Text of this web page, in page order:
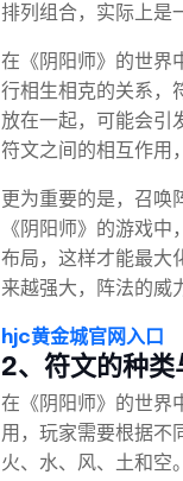
排列组合，实际上是
在《阴阳师》的世界
行相生相克的关系，
放在一起，可能会引
符文之间的相互作用
更为重要的是，召唤
《阴阳师》的游戏
布局，这样才能最大
来越强大，阵法的威
hjc黄金城官网入口
2、符文的种类
在《阴阳师》的世界
用，玩家需要根据不
火、水、风、土和空